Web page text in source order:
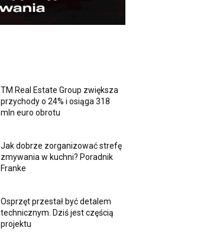
TM Real Estate Group zwiększa
przychody o 24% i osiąga 318
mln euro obrotu
Jak dobrze zorganizować strefę
zmywania w kuchni? Poradnik
Franke
Osprzęt przestał być detalem
technicznym. Dziś jest częścią
projektu